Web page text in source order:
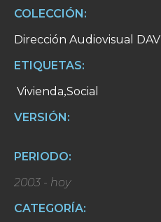
COLECCIÓN:
Dirección Audiovisual DAV
ETIQUETAS:
Vivienda,Social
VERSIÓN:
PERIODO:
2003 - hoy
CATEGORÍA: